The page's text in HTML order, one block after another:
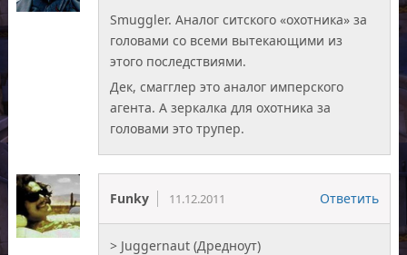
Smuggler. Аналог ситского «охотника» за
головами со всеми вытекающими из
этого последствиями.
Дек, смагглер это аналог имперского
агента. А зеркалка для охотника за
головами это трупер.
Funky 11.12.2011 Ответить
> Juggernaut (Дредноут)